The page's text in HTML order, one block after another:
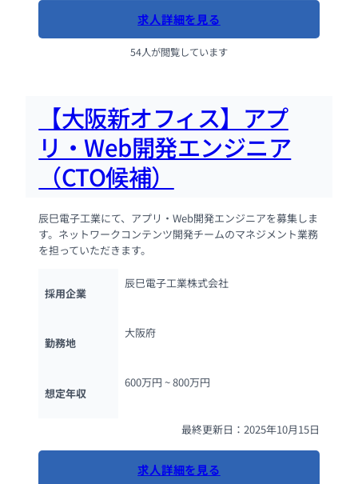
求人詳細を見る
54人が閲覧しています
【大阪新オフィス】アプ
リ・Web開発エンジニア
（CTO候補）
辰巳電子工業にて、アプリ・Web開発エンジニアを募集しま
す。ネットワークコンテンツ開発チームのマネジメント業務
を担っていただきます。
採用企業
辰巳電子工業株式会社
勤務地
大阪府
想定年収
600万円 ~ 800万円
最終更新日：2025年10月15日
求人詳細を見る